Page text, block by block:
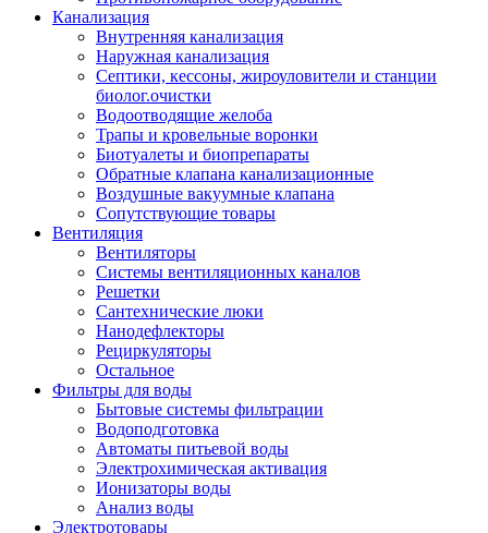
Канализация
Внутренняя канализация
Наружная канализация
Септики, кессоны, жироуловители и станции
биолог.очистки
Водоотводящие желоба
Трапы и кровельные воронки
Биотуалеты и биопрепараты
Обратные клапана канализационные
Воздушные вакуумные клапана
Сопутствующие товары
Вентиляция
Вентиляторы
Системы вентиляционных каналов
Решетки
Сантехнические люки
Нанодефлекторы
Рециркуляторы
Остальное
Фильтры для воды
Бытовые системы фильтрации
Водоподготовка
Автоматы питьевой воды
Электрохимическая активация
Ионизаторы воды
Анализ воды
Электротовары